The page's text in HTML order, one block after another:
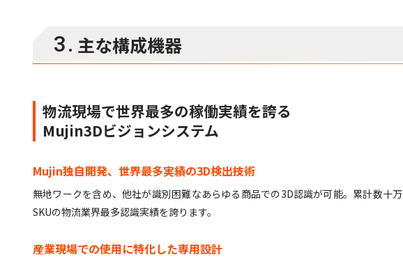
3. 主な構成機器
物流現場で世界最多の稼働実績を誇る
Mujin3Dビジョンシステム
Mujin独自開発、世界最多実績の3D検出技術
無地ワークを含め、他社が識別困難なあらゆる商品での3D認識が可能。累計数十万
SKUの物流業界最多認識実績を誇ります。
産業現場での使用に特化した専用設計